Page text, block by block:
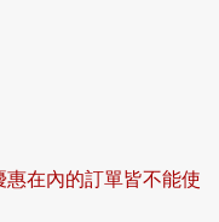
在內的訂單皆不能使